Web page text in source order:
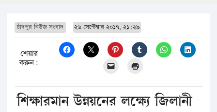
চাঁদপুর নিউজ সংবাদ ২৬ সেপ্টেম্বার ২০১৭, ২১:২৯
শেয়ার
করুন:
শিক্ষারমান উন্নয়নের লক্ষ্যে জিলানী